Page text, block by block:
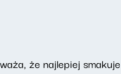
że najlepiej